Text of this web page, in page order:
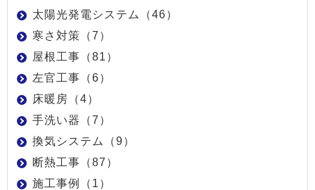
太陽光発電システム（46）
寒さ対策（7）
屋根工事（81）
左官工事（6）
床暖房（4）
手洗い器（7）
換気システム（9）
断熱工事（87）
施工事例（1）